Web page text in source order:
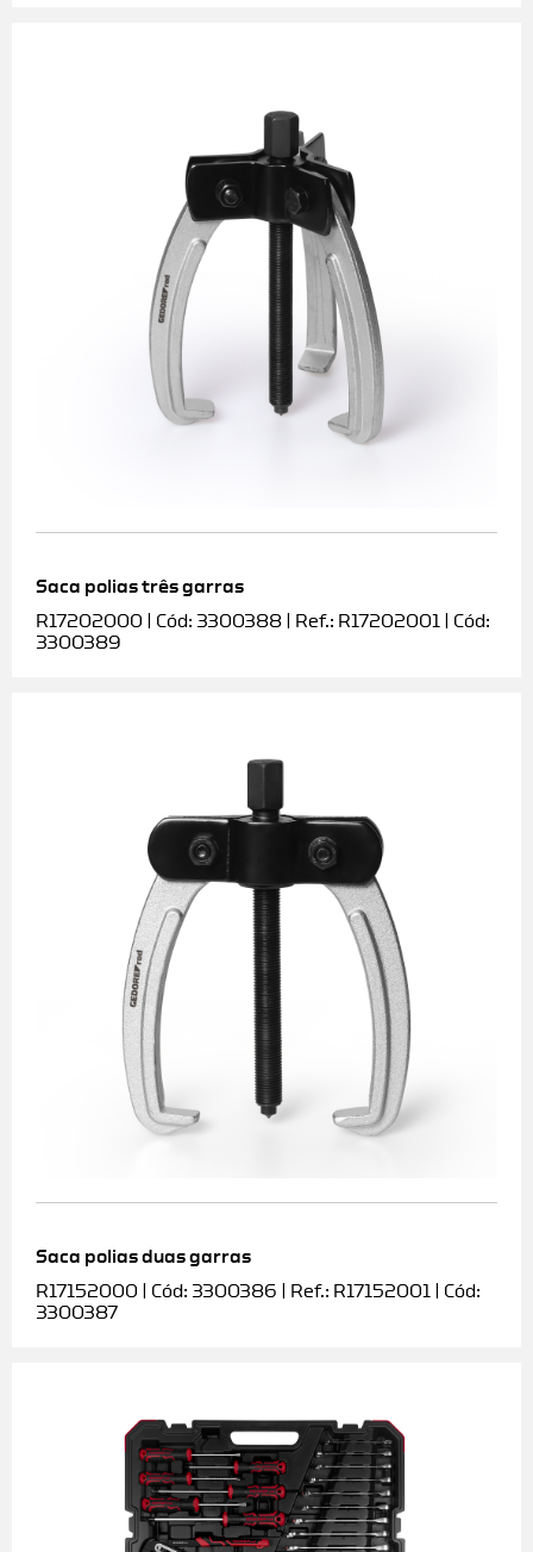
Saca polias três garras
R17202000 | Cód: 3300388 | Ref.: R17202001 | Cód:
3300389
Saca polias duas garras
R17152000 | Cód: 3300386 | Ref.: R17152001 | Cód:
3300387